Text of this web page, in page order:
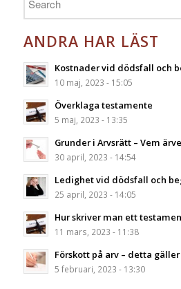
ANDRA HAR LÄST
Kostnader vid dödsfall och
10 maj, 2023 - 15:05
Överklaga testamente
5 maj, 2023 - 13:35
Grunder i Arvsrätt – Vem
30 april, 2023 - 14:54
Ledighet vid dödsfall och
25 april, 2023 - 14:05
Hur skriver man ett
11 mars, 2023 - 11:38
Förskott på arv – detta gäller
5 februari, 2023 - 13:30